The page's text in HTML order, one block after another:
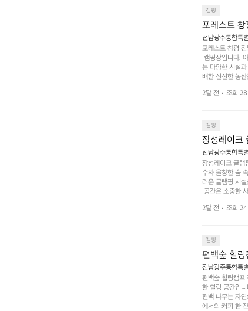
나누는 이야기
캠핑
포레스트 창
전남광주통합특
포레스트 창평
캠핑장입니다.
는 다양한 시설
배한 신선한 농
캠퍼들이 탐험
은 숙면을 취할
순한 캠핑 그
2달 전 조회 28
캠핑
장성레이크
전남광주통합특
장성레이크 글램
수와 울창한 숲
러운 글램핑 시
공간은 소중한
액티비티를 즐
하는 시간이 될
사람들과 함께
도: ★★★★★
2달 전 조회 24
캠핑
편백숲 힐링
전남광주통합특
편백숲 힐링캠프
한 힐링 공간입
편백 나무는 자
에서의 커피 한